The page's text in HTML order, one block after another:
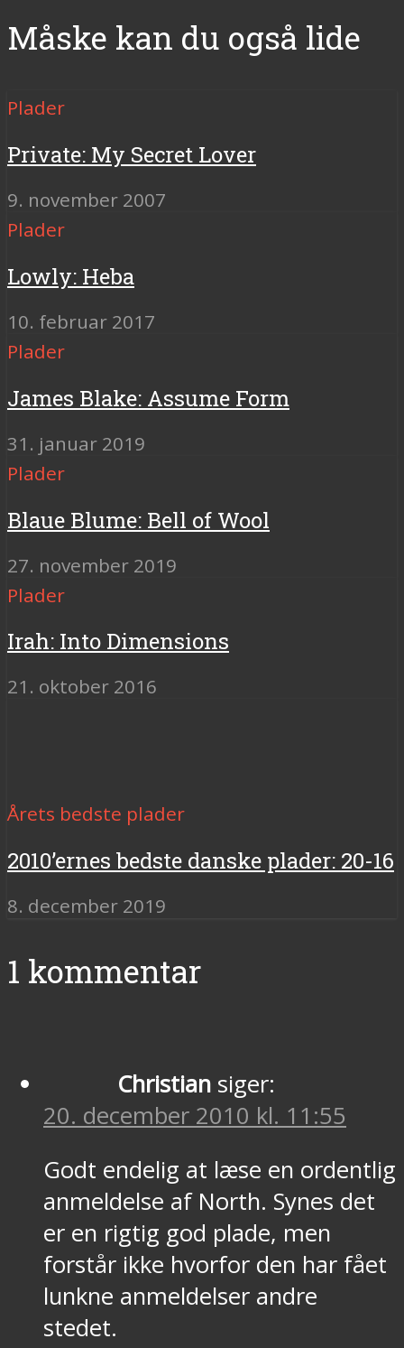
Måske kan du også lide
Plader
Private: My Secret Lover
9. november 2007
Plader
Lowly: Heba
10. februar 2017
Plader
James Blake: Assume Form
31. januar 2019
Plader
Blaue Blume: Bell of Wool
27. november 2019
Plader
Irah: Into Dimensions
21. oktober 2016
Årets bedste plader
2010’ernes bedste danske plader: 20-16
8. december 2019
1 kommentar
Christian siger:
20. december 2010 kl. 11:55
Godt endelig at læse en ordentlig
anmeldelse af North. Synes det
er en rigtig god plade, men
forstår ikke hvorfor den har fået
lunkne anmeldelser andre
stedet.